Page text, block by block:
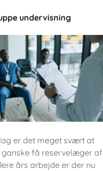
undervisning
er det meget svært at
ganske få reservelæger af
års arbejde er der nu